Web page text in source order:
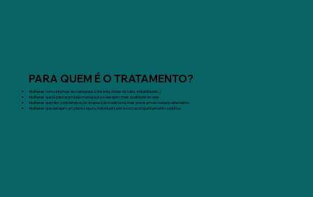
PARA QUEM É O TRATAMENTO?
Mulheres com sintomas da menopausa (insônia, ondas de calor, irritabilidade...)
Mulheres que já passaram pela menopausa e desejam mais qualidade de vida
Mulheres que têm contraindicação à reposição tradicional, mas precisam de cuidado alternativo
Mulheres que desejam um plano seguro, individualizado e com acompanhamento contínuo